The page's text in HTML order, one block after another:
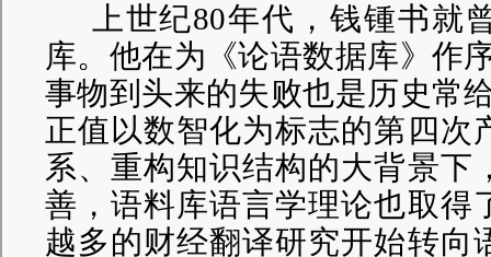
上世纪80年代，钱锺书就
库。他在为《论语数据库》作
事物到头来的失败也是历史常
正值 以数智化为标志的第四次
系、重构知识结构的大背景下
善，语料库语言学理论也取得
越多的财经翻译研究开始转向